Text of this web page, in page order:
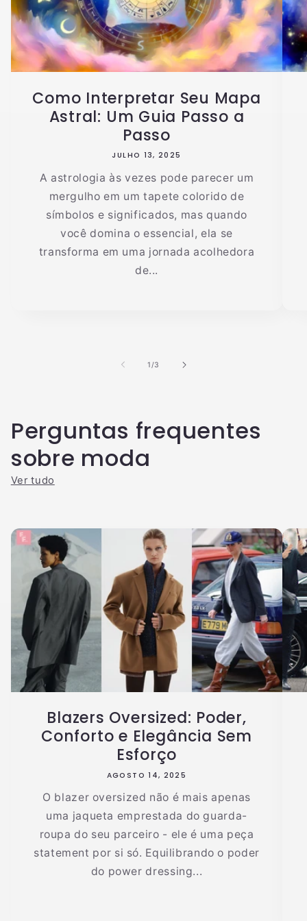
Como Interpretar Seu Mapa
Astral: Um Guia Passo a
Passo
JULHO 13, 2025
A astrologia às vezes pode parecer um
mergulho em um tapete colorido de
símbolos e significados, mas quando
você domina o essencial, ela se
transforma em uma jornada acolhedora
de...
1/de
3
Perguntas frequentes
sobre moda
Ver tudo
Blazers Oversized: Poder,
Conforto e Elegância Sem
Esforço
AGOSTO 14, 2025
O blazer oversized não é mais apenas
uma jaqueta emprestada do guarda-
roupa do seu parceiro - ele é uma peça
statement por si só. Equilibrando o poder
do power dressing...